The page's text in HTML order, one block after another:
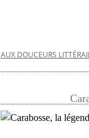
AUX DOUCEURS